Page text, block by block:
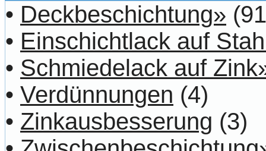
• Deckbeschichtung»
• Einschichtlack auf
• Schmiedelack auf
• Verdünnungen (4)
• Zinkausbesserung (3)